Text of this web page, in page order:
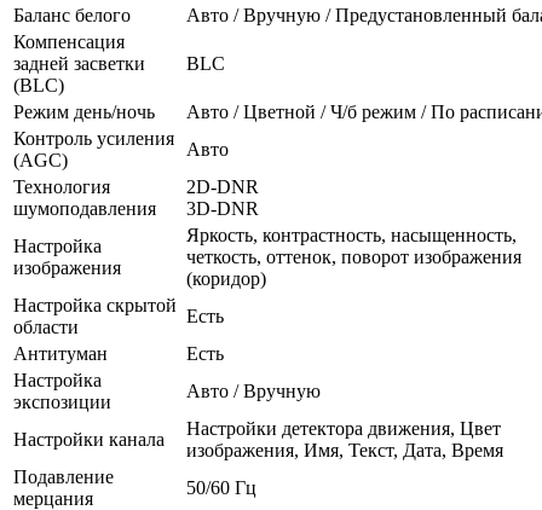
Баланс белого
Авто / Вручную / Предустановленный
Компенсация
задней засветки
(BLC)
BLC
Режим день/ночь
Авто / Цветной / Ч/б режим / По
Контроль усиления
(AGC)
Авто
Технология
шумоподавления
2D-DNR
3D-DNR
Настройка
изображения
Яркость, контрастность, насыщенность,
четкость, оттенок, поворот изображения
(коридор)
Настройка скрытой
области
Есть
Антитуман
Есть
Настройка
экспозиции
Авто / Вручную
Настройки канала
Настройки детектора движения, Цвет
изображения, Имя, Текст, Дата, Время
Подавление
мерцания
50/60 Гц